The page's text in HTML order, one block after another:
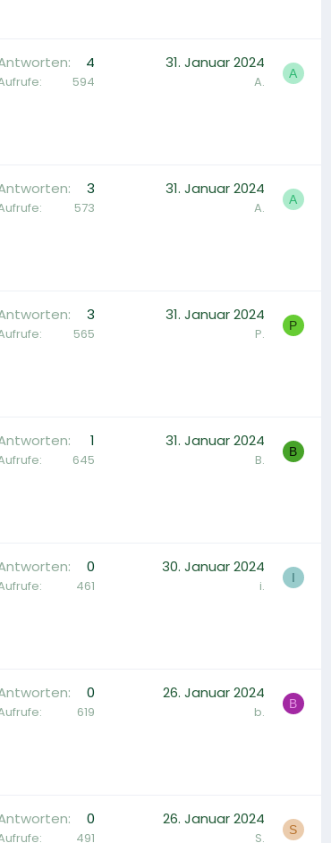
4
594
31. Januar 2024
A. A
3
573
31. Januar 2024
A. A
3
565
31. Januar 2024
P. P
1
645
31. Januar 2024
B. B
0
461
30. Januar 2024
i. I
0
619
26. Januar 2024
b. B
0
491
26. Januar 2024
S. S